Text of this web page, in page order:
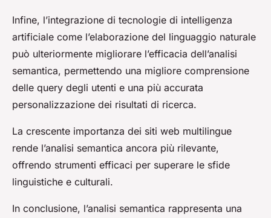
Infine, l’integrazione di tecnologie di intelligenza
artificiale come l’elaborazione del linguaggio naturale
può ulteriormente migliorare l’efficacia dell’analisi
semantica, permettendo una migliore comprensione
delle query degli utenti e una più accurata
personalizzazione dei risultati di ricerca.
La crescente importanza dei siti web multilingue
rende l’analisi semantica ancora più rilevante,
offrendo strumenti efficaci per superare le sfide
linguistiche e culturali.
In conclusione, l’analisi semantica rappresenta una